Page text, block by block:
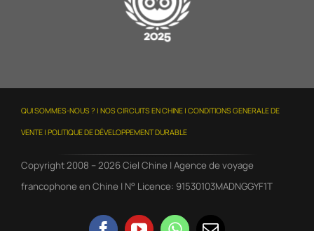
QUI SOMMES-NOUS ? | NOS CIRCUITS EN CHINE| CONDITIONS GENERALE DE
VENTE | POLITIQUE DE DÉVELOPPEMENT DURABLE
Copyright 2008 – 2026 Ciel Chine | Agence de voyage
francophone en Chine | N° Licence: 91530103MADNGGYF1T